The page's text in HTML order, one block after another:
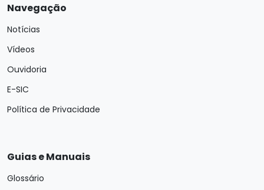
Navegação
Notícias
Vídeos
Ouvidoria
E-SIC
Política de Privacidade
Guias e Manuais
Glossário